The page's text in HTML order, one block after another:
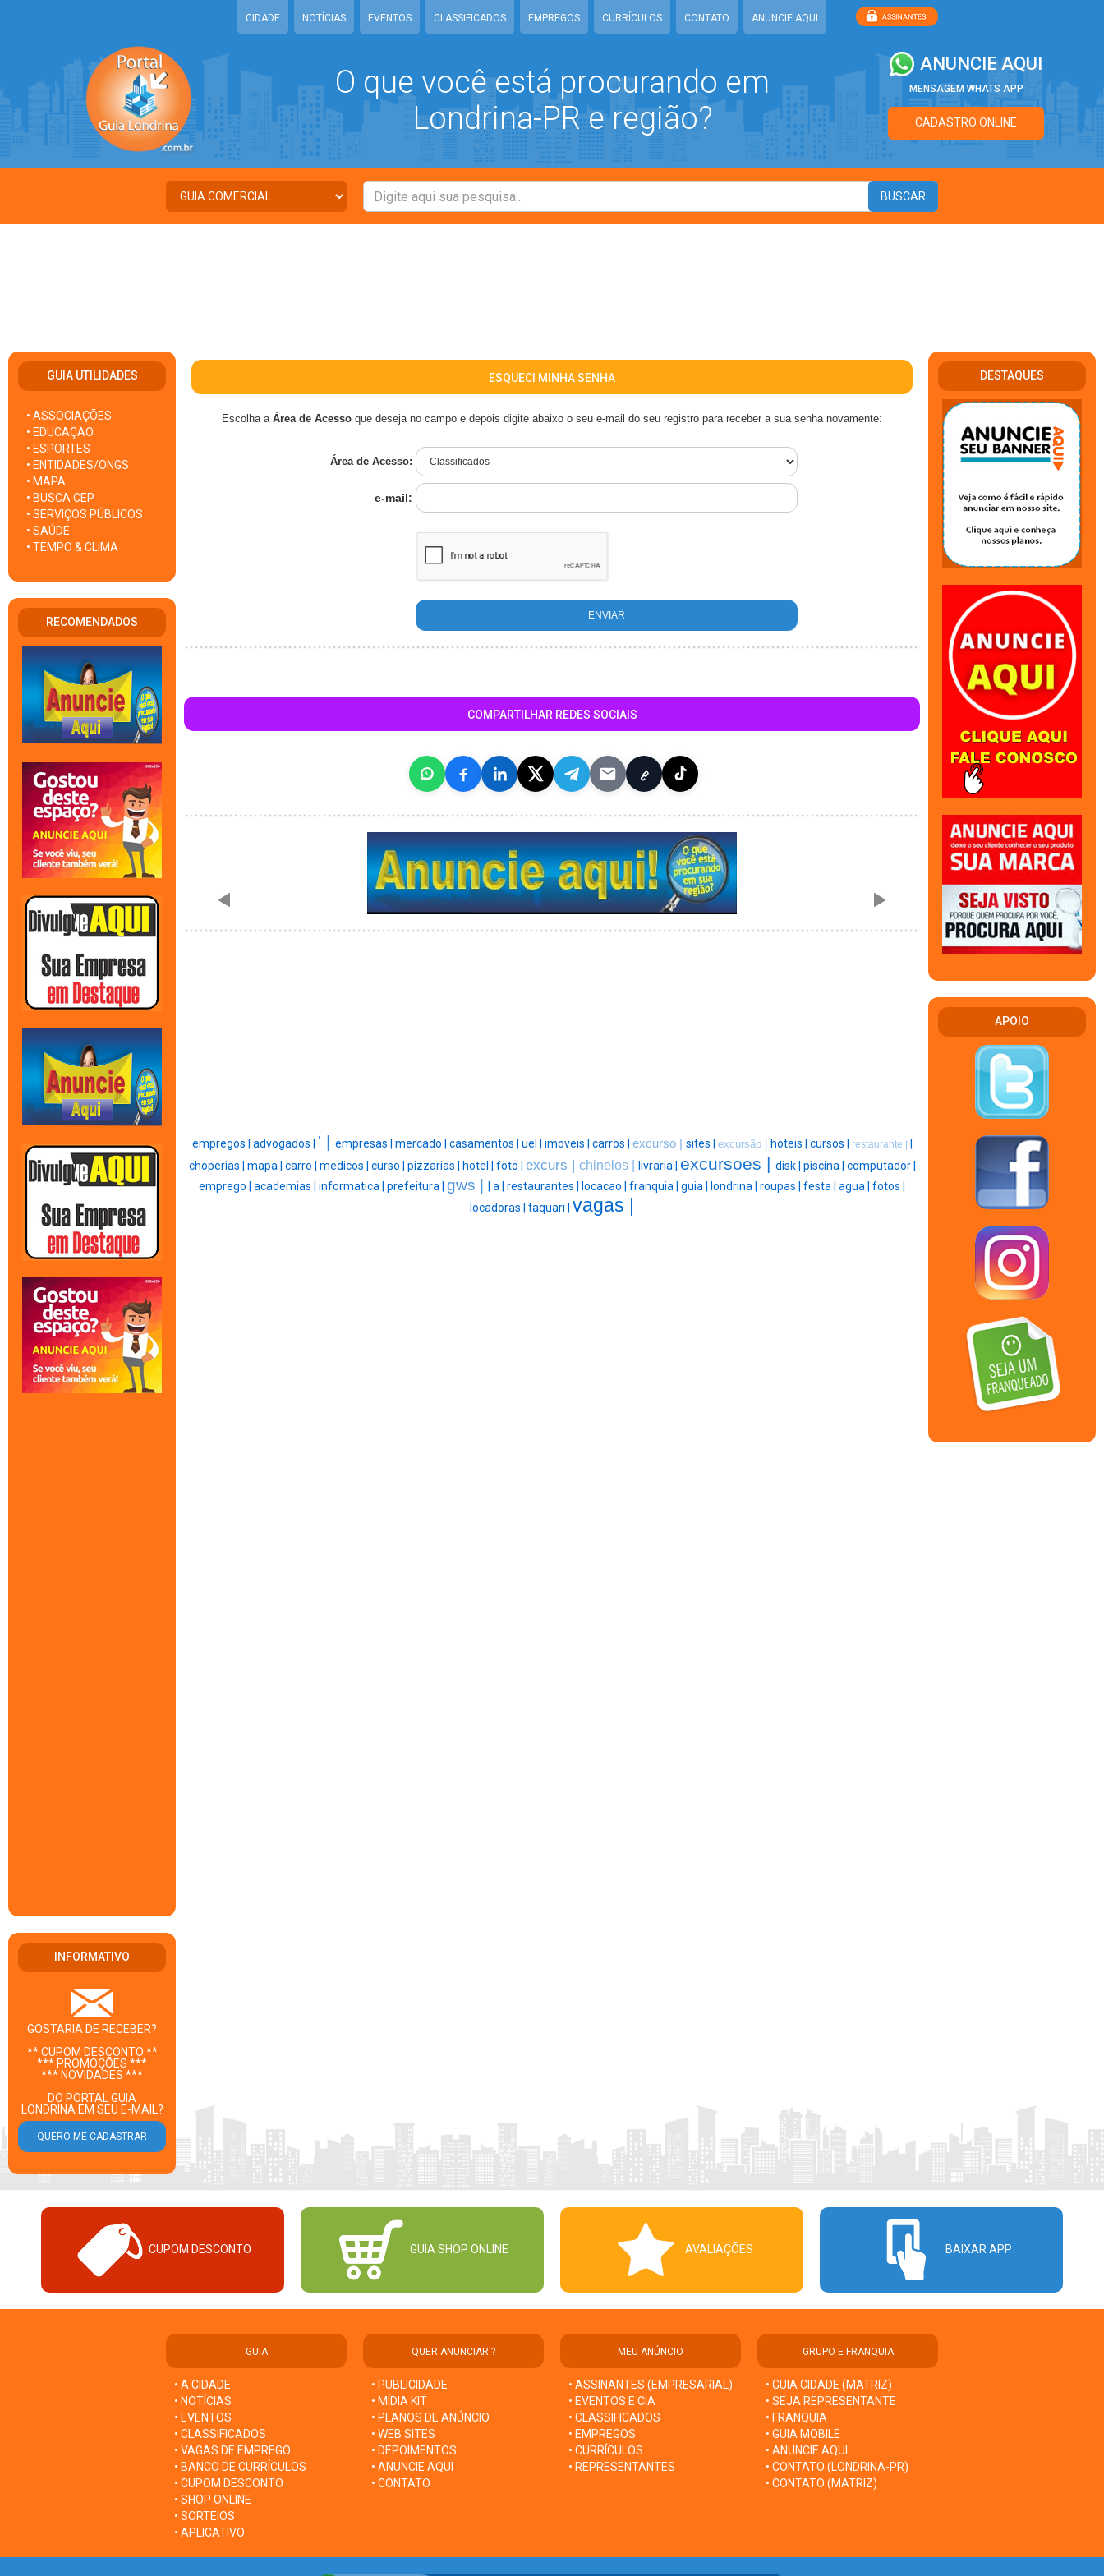
CIDADE NOTÍCIAS EVENTOS CLASSIFICADOS EMPREGOS CURRÍCULOS CONTATO ANUNCIE AQUI
O que você está procurando em
Londrina-PR e região?
ANUNCIE AQUI
MENSAGEM WHATS APP
CADASTRO ONLINE
GUIA UTILIDADES
• ASSOCIAÇÕES
• EDUCAÇÃO
• ESPORTES
• ENTIDADES/ONGS
• MAPA
• BUSCA CEP
• SERVIÇOS PÚBLICOS
• SAÚDE
• TEMPO & CLIMA
RECOMENDADOS
INFORMATIVO
GOSTARIA DE RECEBER?
** CUPOM DESCONTO **
*** PROMOÇÕES ***
*** NOVIDADES ***
DO PORTAL GUIA
LONDRINA EM SEU E-MAIL?
ESQUECI MINHA SENHA
Escolha a Àrea de Acesso que deseja no campo e depois digite abaixo o seu e-mail do seu registro para receber a sua senha novamente:
Área de Acesso:
e-mail:
COMPARTILHAR REDES SOCIAIS
empregos | advogados | ' | empresas | mercado | casamentos | uel | imoveis | carros | excurso | sites | excursão | hoteis | cursos | restaurante |
choperias | mapa | carro | medicos | curso | pizzarias | hotel | foto | excurs | chinelos | livraria | excursoes | disk | piscina | computador |
emprego | academias | informatica | prefeitura | gws | a | restaurantes | locacao | franquia | guia | londrina | roupas | festa | agua | fotos |
locadoras | taquari | vagas |
DESTAQUES
APOIO
CUPOM DESCONTO GUIA SHOP ONLINE AVALIAÇÕES BAIXAR APP
GUIA
• A CIDADE
• NOTÍCIAS
• EVENTOS
• CLASSIFICADOS
• VAGAS DE EMPREGO
• BANCO DE CURRÍCULOS
• CUPOM DESCONTO
• SHOP ONLINE
• SORTEIOS
• APLICATIVO
QUER ANUNCIAR ?
• PUBLICIDADE
• MÍDIA KIT
• PLANOS DE ANÚNCIO
• WEB SITES
• DEPOIMENTOS
• ANUNCIE AQUI
• CONTATO
MEU ANÚNCIO
• ASSINANTES (EMPRESARIAL)
• EVENTOS E CIA
• CLASSIFICADOS
• EMPREGOS
• CURRÍCULOS
• REPRESENTANTES
GRUPO E FRANQUIA
• GUIA CIDADE (MATRIZ)
• SEJA REPRESENTANTE
• FRANQUIA
• GUIA MOBILE
• ANUNCIE AQUI
• CONTATO (LONDRINA-PR)
• CONTATO (MATRIZ)